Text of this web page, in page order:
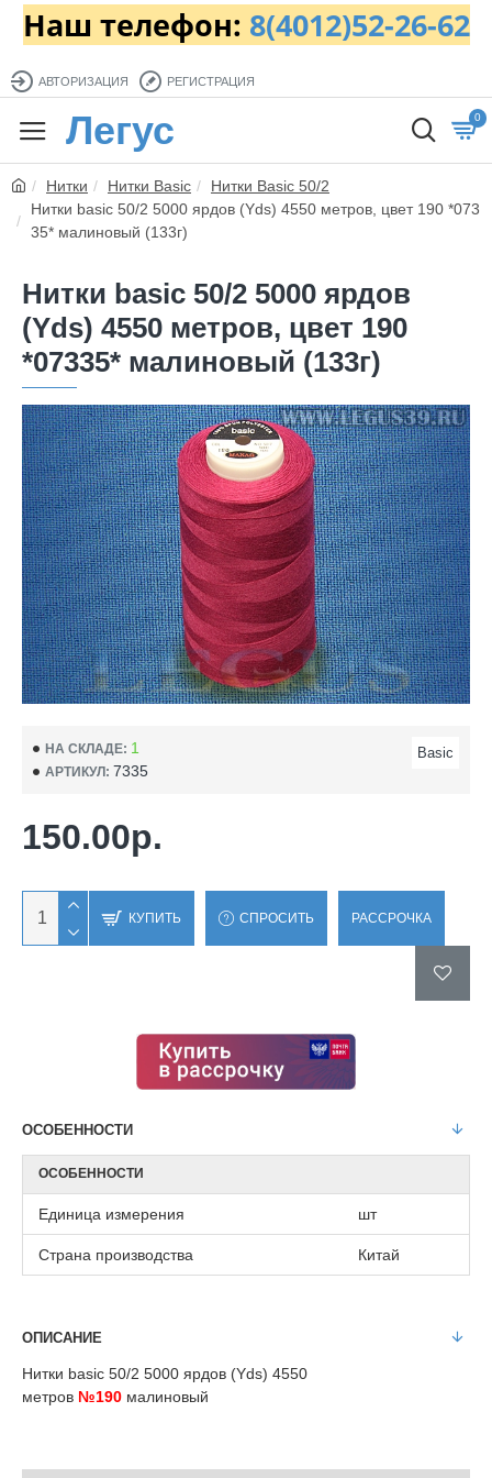
Наш телефон: 8(4012)52-26-62
АВТОРИЗАЦИЯ РЕГИСТРАЦИЯ
Легус 0
Нитки Нитки Basic
Нитки Basic 50/2
Нитки basic 50/2 5000 ярдов (Yds) 4550 метров, цвет 190 *073
35* малиновый (133г)
Нитки basic 50/2 5000 ярдов
(Yds) 4550 метров, цвет 190
*07335* малиновый (133г)
НА СКЛАДЕ: 1
АРТИКУЛ: 7335
Basic
150.00р.
КУПИТЬ СПРОСИТЬ РАССРОЧКА
ОСОБЕННОСТИ
ОСОБЕННОСТИ
Единица измерения шт
Страна производства Китай
ОПИСАНИЕ
Нитки basic 50/2 5000 ярдов (Yds) 4550
метров №190 малиновый